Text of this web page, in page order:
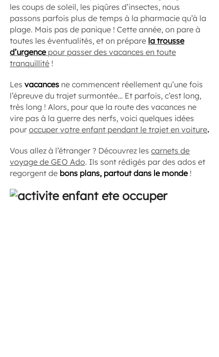
les coups de soleil, les piqûres d’insectes, nous
passons parfois plus de temps à la pharmacie qu’à la
plage. Mais pas de panique ! Cette année, on pare à
toutes les éventualités, et on prépare la trousse
d’urgencepour passer des vacances en toute
tranquillité !
Les vacances ne commencent réellement qu’une fois
l’épreuve du trajet surmontée… Et parfois, c’est long,
très long ! Alors, pour que la route des vacances ne
vire pas à la guerre des nerfs, voici quelques idées
pour occuper votre enfant pendant le trajet en voiture.
Vous allez à l’étranger ? Découvrez les carnets de
voyage de GEO Ado. Ils sont rédigés par des ados et
regorgent de bons plans, partout dans le monde!